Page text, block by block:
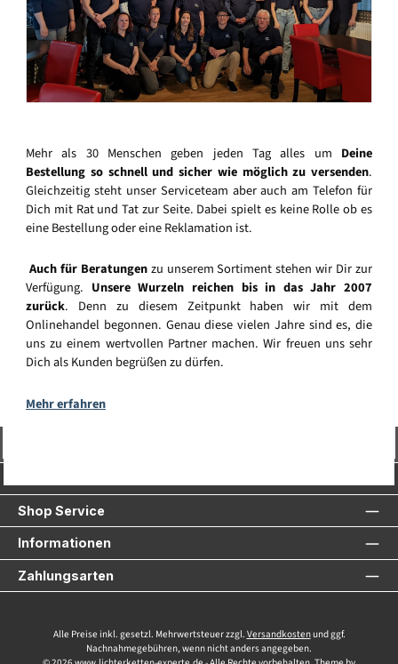
Mehr als 30 Menschen geben jeden Tag alles um Deine
Bestellung so schnell und sicher wie möglich zu versenden.
Gleichzeitig steht unser Serviceteam aber auch am Telefon für
Dich mit Rat und Tat zur Seite. Dabei spielt es keine Rolle ob es
eine Bestellung oder eine Reklamation ist.
Auch für Beratungenzu unserem Sortiment stehen wir Dir zur
Verfügung. Unsere Wurzeln reichen bis in das Jahr 2007
zurück. Denn zu diesem Zeitpunkt haben wir mit dem
Onlinehandel begonnen. Genau diese vielen Jahre sind es, die
uns zu einem wertvollen Partner machen. Wir freuen uns sehr
Dich als Kunden begrüßen zu dürfen.
Mehr erfahren
Shop Service
Informationen
Zahlungsarten
Alle Preise inkl. gesetzl. Mehrwertsteuer zzgl. Versandkostenund ggf.
Nachnahmegebühren, wenn nicht anders angegeben.